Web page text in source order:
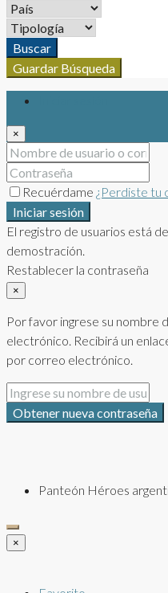
Buscar
Guardar Búsqueda
×
Recuérdame ¿Perdiste tu
Iniciar sesión
El registro de usuarios está
demostración.
Restablecer la contraseña
×
Por favor ingrese su nombre
electrónico. Recibirá un
por correo electrónico.
Obtener nueva contraseña
Panteón Héroes
×